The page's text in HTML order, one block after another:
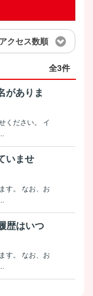
アクセス数順
全3件
がありま
ください。 イ
いませ
す。 なお、お
歴はいつ
す。 なお、お